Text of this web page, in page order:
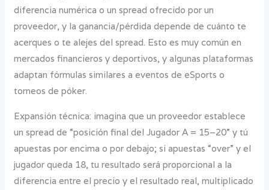
diferencia numérica o un spread ofrecido por un
proveedor, y la ganancia/pérdida depende de cuánto te
acerques o te alejes del spread. Esto es muy común en
mercados financieros y deportivos, y algunas plataformas
adaptan fórmulas similares a eventos de eSports o
torneos de póker.
Expansión técnica: imagina que un proveedor establece
un spread de “posición final del Jugador A = 15–20” y tú
apuestas por encima o por debajo; si apuestas “over” y el
jugador queda 18, tu resultado será proporcional a la
diferencia entre el precio y el resultado real, multiplicado